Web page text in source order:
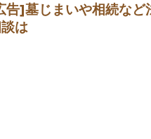
告]墓じまいや相続など
は